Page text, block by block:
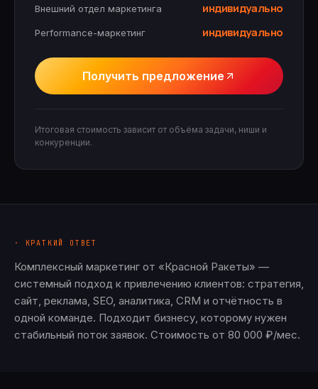
Внешний отдел маркетинга индивидуально
Performance-маркетинг индивидуально
Получить предложение
Итоговая стоимость зависит от объёма задачи, ниши и
конкуренции.
· КРАТКИЙ ОТВЕТ
Комплексный маркетинг от «Красной Ракеты» —
системный подход к привлечению клиентов: стратегия,
сайт, реклама, SEO, аналитика, CRM и отчётность в
одной команде. Подходит бизнесу, которому нужен
стабильный поток заявок. Стоимость от 80 000 ₽/мес.